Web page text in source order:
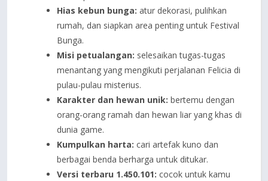
Hias kebun bunga: atur dekorasi, pulihkan
rumah, dan siapkan area penting untuk Festival
Bunga.
Misi petualangan: selesaikan tugas-tugas
menantang yang mengikuti perjalanan Felicia di
pulau-pulau misterius.
Karakter dan hewan unik: bertemu dengan
orang-orang ramah dan hewan liar yang khas di
dunia game.
Kumpulkan harta: cari artefak kuno dan
berbagai benda berharga untuk ditukar.
Versi terbaru 1.450.101: cocok untuk kamu